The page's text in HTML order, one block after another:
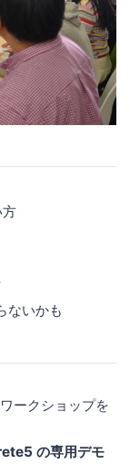
ないかも
ークショップを
の専用デモ